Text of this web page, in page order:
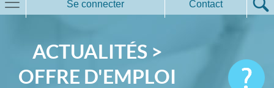
Se connecter Contact
ACTUALITÉS >
OFFRE D'EMPLOI